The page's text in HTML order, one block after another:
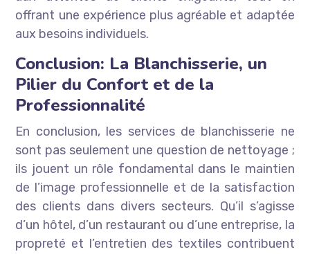
offrant une expérience plus agréable et adaptée
aux besoins individuels.
Conclusion: La Blanchisserie, un
Pilier du Confort et de la
Professionnalité
En conclusion, les services de blanchisserie ne
sont pas seulement une question de nettoyage ;
ils jouent un rôle fondamental dans le maintien
de l’image professionnelle et de la satisfaction
des clients dans divers secteurs. Qu’il s’agisse
d’un hôtel, d’un restaurant ou d’une entreprise, la
propreté et l’entretien des textiles contribuent